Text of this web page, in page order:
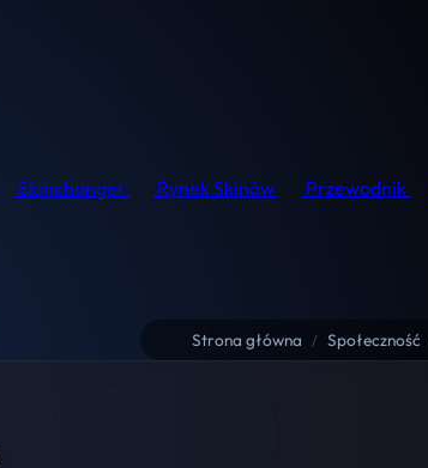
Skinchanger Rynek Skinów Przewodnik
Strona główna / Społeczność